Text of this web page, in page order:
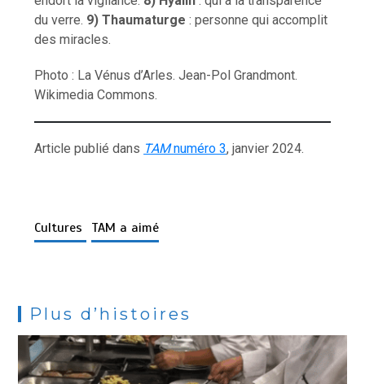
du verre. 9) Thaumaturge : personne qui accomplit
des miracles.
Photo : La Vénus d’Arles. Jean-Pol Grandmont.
Wikimedia Commons.
Article publié dans TAMnuméro 3, janvier 2024.
Cultures TAM a aimé
Plus d’histoires